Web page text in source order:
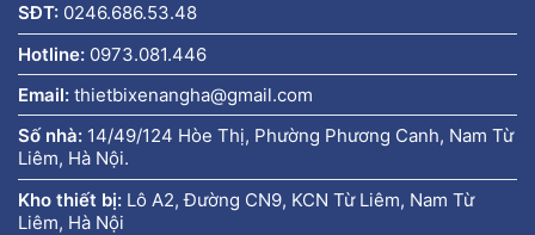
SĐT: 0246.686.53.48
Hotline: 0973.081.446
Email: thietbixenangha@gmail.com
Số nhà: 14/49/124 Hòe Thị, Phường Phương Canh, Nam Từ
Liêm, Hà Nội.
Kho thiết bị: Lô A2, Đường CN9, KCN Từ Liêm, Nam Từ
Liêm, Hà Nội